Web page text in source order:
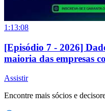
1:13:08
[Episódio 7 - 2026]
maioria das empresas
Assistir
Encontre mais sócios e